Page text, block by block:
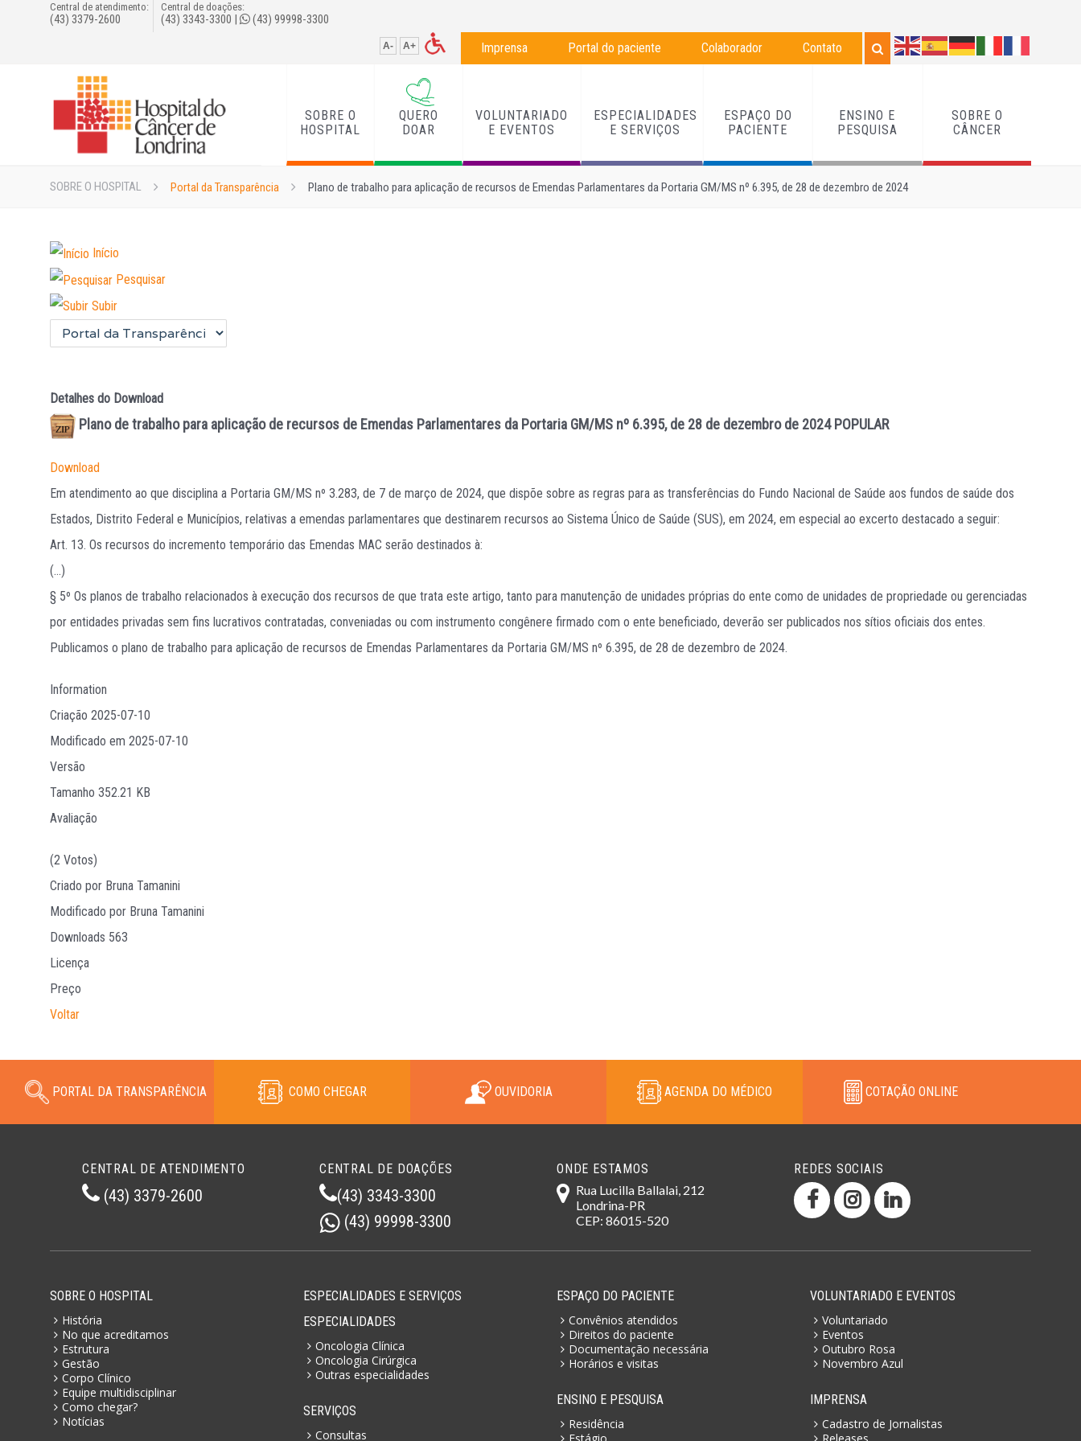
Central de atendimento:
(43) 3379-2600
Central de doações:
(43) 3343-3300 | (43) 99998-3300
Imprensa Portal do paciente Colaborador Contato
A- A+
SOBRE O
HOSPITAL
QUERO
DOAR
VOLUNTARIADO
E EVENTOS
ESPECIALIDADES
E SERVIÇOS
ESPAÇO DO
PACIENTE
ENSINO E
PESQUISA
SOBRE O
CÂNCER
SOBRE O HOSPITAL Portal da Transparência Plano de trabalho para aplicação de recursos de Emendas Parlamentares da Portaria GM/MS nº 6.395, de 28 de dezembro de 2024
Início
Pesquisar
Subir
Detalhes do Download
Plano de trabalho para aplicação de recursos de Emendas Parlamentares da Portaria GM/MS nº 6.395, de 28 de dezembro de 2024POPULAR
Download
Em atendimento ao que disciplina a Portaria GM/MS nº 3.283, de 7 de março de 2024, que dispõe sobre as regras para as transferências do Fundo Nacional de Saúde aos fundos de saúde dos
Estados, Distrito Federal e Municípios, relativas a emendas parlamentares que destinarem recursos ao Sistema Único de Saúde (SUS), em 2024, em especial ao excerto destacado a seguir:
Art. 13. Os recursos do incremento temporário das Emendas MAC serão destinados à:
(...)
§ 5º Os planos de trabalho relacionados à execução dos recursos de que trata este artigo, tanto para manutenção de unidades próprias do ente como de unidades de propriedade ou gerenciadas
por entidades privadas sem fins lucrativos contratadas, conveniadas ou com instrumento congênere firmado com o ente beneficiado, deverão ser publicados nos sítios oficiais dos entes.
Publicamos o plano de trabalho para aplicação de recursos de Emendas Parlamentares da Portaria GM/MS nº 6.395, de 28 de dezembro de 2024.
Information
Criação 2025-07-10
Modificado em 2025-07-10
Versão
Tamanho 352.21 KB
Avaliação
(2 Votos)
Criado por Bruna Tamanini
Modificado por Bruna Tamanini
Downloads 563
Licença
Preço
Voltar
PORTAL DA TRANSPARÊNCIA COMO CHEGAR OUVIDORIA AGENDA DO MÉDICO COTAÇÃO ONLINE
CENTRAL DE ATENDIMENTO
(43) 3379-2600
CENTRAL DE DOAÇÕES
(43) 3343-3300
(43) 99998-3300
ONDE ESTAMOS
Rua Lucilla Ballalai, 212
Londrina-PR
CEP: 86015-520
REDES SOCIAIS
SOBRE O HOSPITAL
História
No que acreditamos
Estrutura
Gestão
Corpo Clínico
Equipe multidisciplinar
Como chegar?
Notícias
ESPECIALIDADES E SERVIÇOS
ESPECIALIDADES
Oncologia Clínica
Oncologia Cirúrgica
Outras especialidades
SERVIÇOS
Consultas
ESPAÇO DO PACIENTE
Convênios atendidos
Direitos do paciente
Documentação necessária
Horários e visitas
ENSINO E PESQUISA
Residência
Estágio
VOLUNTARIADO E EVENTOS
Voluntariado
Eventos
Outubro Rosa
Novembro Azul
IMPRENSA
Cadastro de Jornalistas
Releases